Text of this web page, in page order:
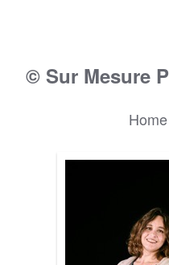
© Sur Mesure
Home